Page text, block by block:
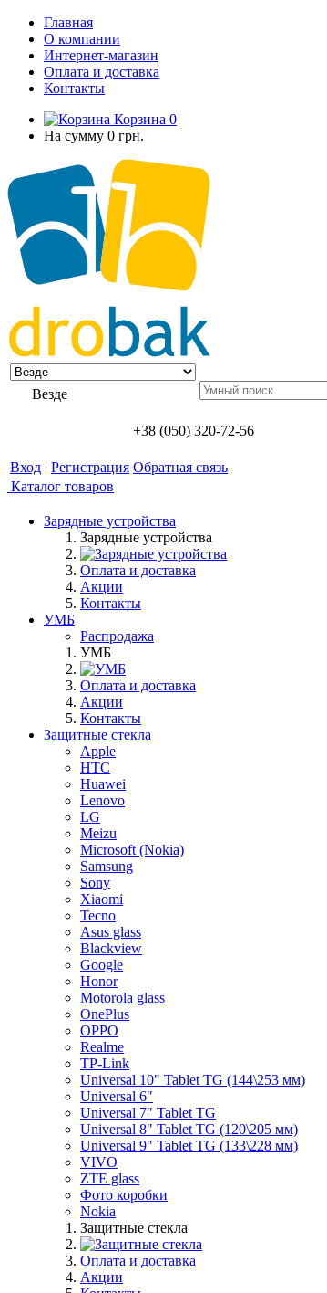
Главная
О компании
Интернет-магазин
Оплата и доставка
Контакты
Корзина 0
На сумму 0 грн.
Везде
+38 (050) 320-72-56
Вход | Регистрация Обратная связь
Каталог товаров
Зарядные устройства
Зарядные устройства
Оплата и доставка
Акции
Контакты
УМБ
Распродажа
УМБ
Оплата и доставка
Акции
Контакты
Защитные стекла
Apple
HTC
Huawei
Lenovo
LG
Meizu
Microsoft (Nokia)
Samsung
Sony
Xiaomi
Tecno
Asus glass
Blackview
Google
Honor
Motorola glass
OnePlus
OPPO
Realme
TP-Link
Universal 10" Tablet TG (144\253 мм)
Universal 6"
Universal 7" Tablet TG
Universal 8" Tablet TG (120\205 мм)
Universal 9" Tablet TG (133\228 мм)
VIVO
ZTE glass
Фото коробки
Nokia
Защитные стекла
Оплата и доставка
Акции